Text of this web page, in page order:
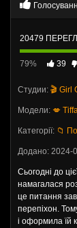
20479
79% 39
Студии: 🎬 Girl
Модели: 💋
Категорії: 📁
Додано: 2024-
Сьогодні до
намагалася
це питання
перепіхон.
і оформила їй